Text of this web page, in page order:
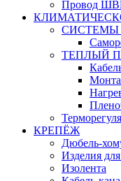
Провод
СИСТЕМЫ
ТЕПЛЫЙ
КРЕПЁЖ
Дюбель-
Изделия
Изолента